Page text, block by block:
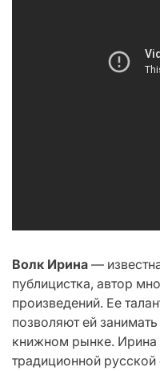
Волк Ирина —
публицистка, автор
произведений. Ее
позволяют ей
книжном рынке. Ирина
традиционной русской